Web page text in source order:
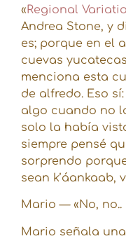
«Regional
Andrea Stone, y
es; porque en el
cuevas
menciona esta
de alfredo. Eso
algo cuando no
solo la había
siempre pensé
sorprendo
sean k’áankaab,
Mario — «No, no..
Mario señala